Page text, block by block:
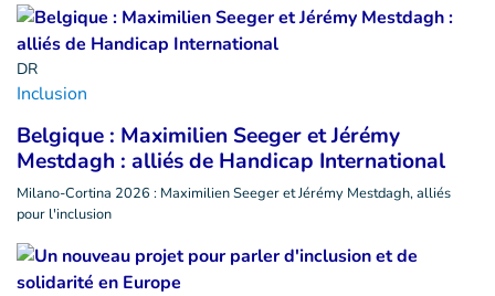
DR
Inclusion
Belgique : Maximilien Seeger et Jérémy
Mestdagh : alliés de Handicap International
Milano-Cortina 2026 : Maximilien Seeger et Jérémy Mestdagh, alliés
pour l'inclusion